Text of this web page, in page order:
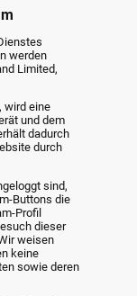
werden
Limited,
wird eine
und dem
dadurch
durch
sind,
Buttons die
Profil
dieser
weisen
keine
sowie deren